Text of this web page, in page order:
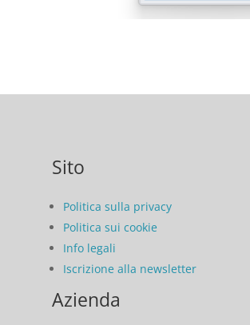
Sito
Politica sulla privacy
Politica sui cookie
Info legali
Iscrizione alla newsletter
Azienda